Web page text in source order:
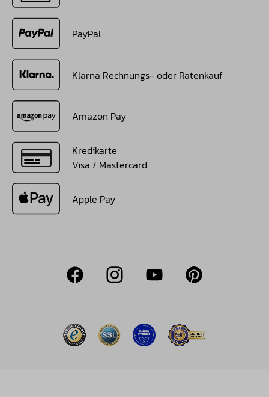
PayPal
Klarna Rechnungs- oder Ratenkauf
Amazon Pay
Kredikarte
Visa / Mastercard
Apple Pay